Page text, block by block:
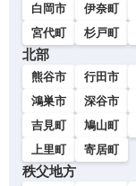
白岡市
伊奈町
宮代町
杉戸町
北部
熊谷市 行田市
鴻巣市
深谷市
吉見町
鳩山町
上里町
寄居町
秩父地方